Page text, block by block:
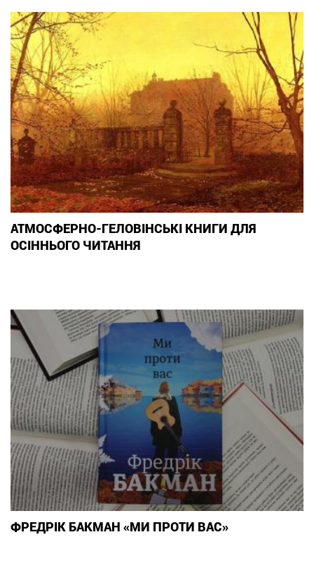
АТМОСФЕРНО-ГЕЛОВІНСЬКІ КНИГИ ДЛЯ
ОСІННЬОГО ЧИТАННЯ
ФРЕДРІК БАКМАН «МИ ПРОТИ ВАС»